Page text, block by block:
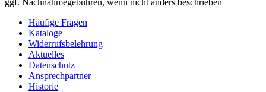
Häufige Fragen
Kataloge
Widerrufsbelehrung
Aktuelles
Datenschutz
Ansprechpartner
Historie